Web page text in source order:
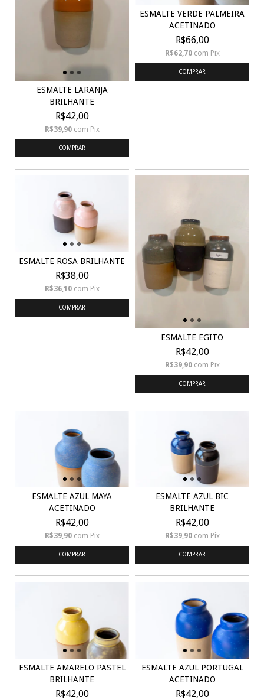
ESMALTE LARANJA
BRILHANTE
R$42,00
R$39,90 com Pix
COMPRAR
ESMALTE VERDE PALMEIRA
ACETINADO
R$66,00
R$62,70 com Pix
COMPRAR
ESMALTE ROSA BRILHANTE
R$38,00
R$36,10 com Pix
COMPRAR
ESMALTE EGITO
R$42,00
R$39,90 com Pix
COMPRAR
ESMALTE AZUL MAYA
ACETINADO
R$42,00
R$39,90 com Pix
COMPRAR
ESMALTE AZUL BIC
BRILHANTE
R$42,00
R$39,90 com Pix
COMPRAR
ESMALTE AMARELO PASTEL
BRILHANTE
R$42,00
ESMALTE AZUL PORTUGAL
ACETINADO
R$42,00